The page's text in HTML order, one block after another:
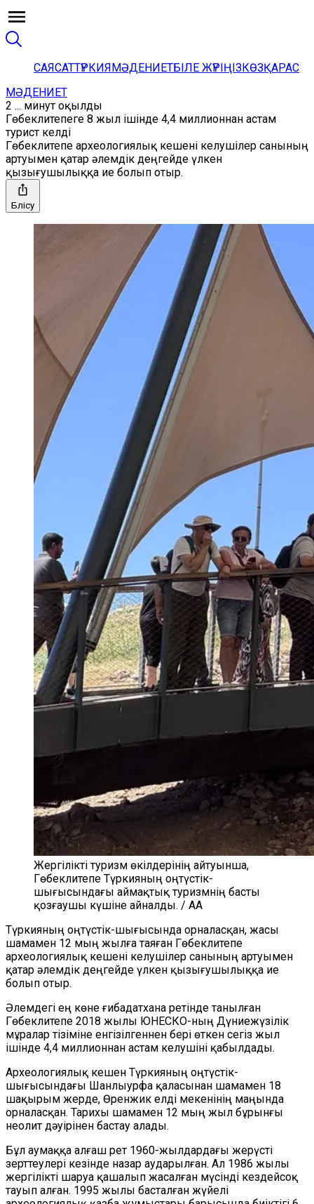
САЯСАТТҮРКИЯМӘДЕНИЕТБІЛЕ ЖҮРІҢІЗКӨЗҚАРАС
МӘДЕНИЕТ
2 ... минут оқылды
Гөбеклитепеге 8 жыл ішінде 4,4 миллионнан астам
турист келді
Гөбеклитепе археологиялық кешені келушілер санының
артуымен қатар әлемдік деңгейде үлкен
қызығушылыққа ие болып отыр.
Бөлісу
Жергілікті туризм өкілдерінің айтуынша,
Гөбеклитепе Түркияның оңтүстік-
шығысындағы аймақтық туризмнің басты
қозғаушы күшіне айналды. / AA
Түркияның оңтүстік-шығысында орналасқан, жасы
шамамен 12 мың жылға таяған Гөбеклитепе
археологиялық кешені келушілер санының артуымен
қатар әлемдік деңгейде үлкен қызығушылыққа ие
болып отыр.
Әлемдегі ең көне ғибадатхана ретінде танылған
Гөбеклитепе 2018 жылы ЮНЕСКО-ның Дүниежүзілік
мұралар тізіміне енгізілгеннен бері өткен сегіз жыл
ішінде 4,4 миллионнан астам келушіні қабылдады.
Археологиялық кешен Түркияның оңтүстік-
шығысындағы Шанлыурфа қаласынан шамамен 18
шақырым жерде, Өренжик елді мекенінің маңында
орналасқан. Тарихы шамамен 12 мың жыл бұрынғы
неолит дәуірінен бастау алады.
Бұл аумаққа алғаш рет 1960-жылдардағы жерүсті
зерттеулері кезінде назар аударылған. Ал 1986 жылы
жергілікті шаруа қашалып жасалған мүсінді кездейсоқ
тауып алған. 1995 жылы басталған жүйелі